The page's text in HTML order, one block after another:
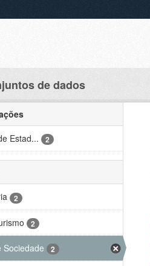
de dados
Estad...
2
2
2
Sociedade 2